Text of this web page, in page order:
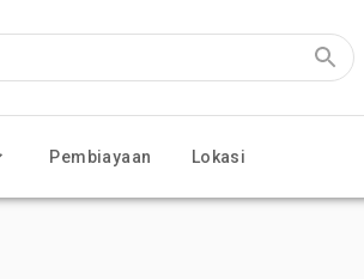
Pembiayaan Lokasi